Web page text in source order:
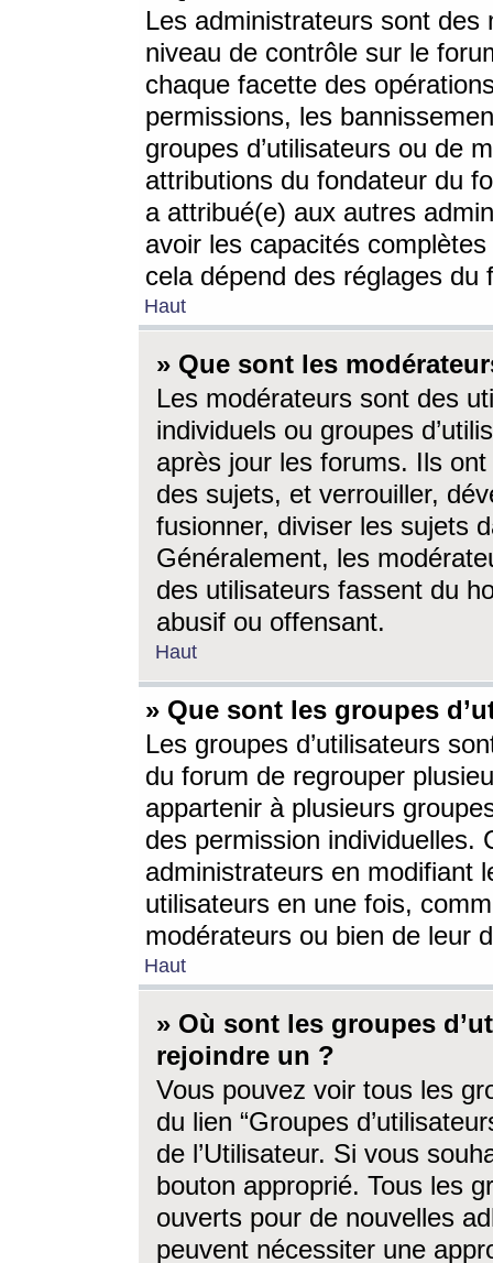
Les administrateurs sont
niveau de contrôle sur le
chaque facette des
permissions, les
groupes d’utilisateurs ou de
attributions du fondateur du
a attribué(e) aux autres
avoir les capacités
cela dépend des réglages du
Haut
» Que sont les
Les modérateurs sont des
individuels ou groupes
après jour les forums. Ils ont
des sujets, et verrouiller,
fusionner, diviser les sujets
Généralement, les
des utilisateurs fassent du
abusif ou offensant.
Haut
» Que sont les groupes
Les groupes d’utilisateurs
du forum de regrouper
appartenir à plusieurs
des permission individuelles.
administrateurs en modifiant
utilisateurs en une fois,
modérateurs ou bien de leur
Haut
» Où sont les groupes
rejoindre un ?
Vous pouvez voir tous les
du lien “Groupes
de l’Utilisateur. Si vous
bouton approprié. Tous les
ouverts pour de nouvelles
peuvent nécessiter une